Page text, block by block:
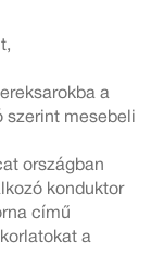
a
szerint mesebeli
országban
konduktor
című
a